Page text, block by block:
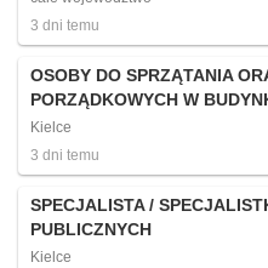
3 dni temu
OSOBY DO SPRZĄTANIA
PORZĄDKOWYCH W
Kielce
3 dni temu
SPECJALISTA /
PUBLICZNYCH
Kielce